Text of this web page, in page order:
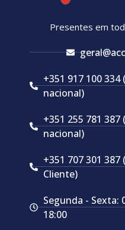
Presentes em
+351 917 100
nacional)
+351 255 781
nacional)
+351 707 301
Cliente)
Segunda - Sexta:
18:00